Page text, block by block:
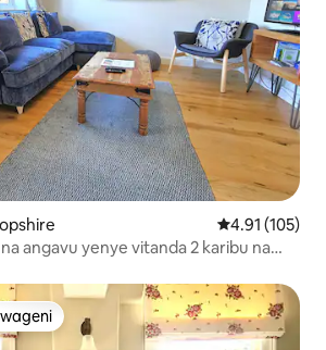
Ukadiriaji wa
4.91 (105)
angavu yenye vitanda 2 karibu na
cha wageni